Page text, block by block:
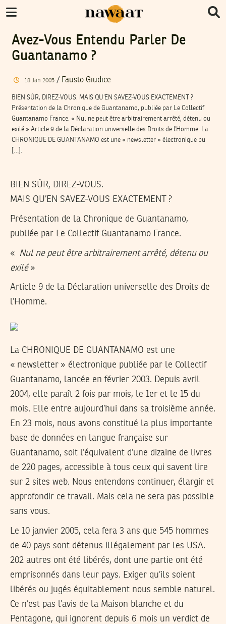
Avez-Vous Entendu Parler De
Guantanamo ?
18 Jan 2005/ Fausto Giudice
BIEN SÛR, DIREZ-VOUS. MAIS QU’EN SAVEZ-VOUS EXACTEMENT ?
Présentation de la Chronique de Guantanamo, publiée par Le Collectif
Guantanamo France. « Nul ne peut être arbitrairement arrêté, détenu ou
exilé » Article 9 de la Déclaration universelle des Droits de l’Homme. La
CHRONIQUE DE GUANTANAMO est une « newsletter » électronique pu
[…].
BIEN SÛR, DIREZ-VOUS.
MAIS QU’EN SAVEZ-VOUS EXACTEMENT ?
Présentation de la Chronique de Guantanamo,
publiée par Le Collectif Guantanamo France.
«
Nul ne peut être arbitrairement arrêté, détenu ou
exilé»
Article 9 de la Déclaration universelle des Droits de
l’Homme.
La CHRONIQUE DE GUANTANAMO est une
« newsletter » électronique publiée par le Collectif
Guantanamo, lancée en février 2003. Depuis avril
2004, elle paraît 2 fois par mois, le 1er et le 15 du
mois. Elle entre aujourd’hui dans sa troisième année.
En 23 mois, nous avons constitué la plus importante
base de données en langue française sur
Guantanamo, soit l’équivalent d’une dizaine de livres
de 220 pages, accessible à tous ceux qui savent lire
sur 2 sites web. Nous entendons continuer, élargir et
approfondir ce travail. Mais cela ne sera pas possible
sans vous.
Le 10 janvier 2005, cela fera 3 ans que 545 hommes
de 40 pays sont détenus illégalement par les USA.
202 autres ont été libérés, dont une partie ont été
emprisonnés dans leur pays. Exiger qu’ils soient
libérés ou jugés équitablement nous semble naturel.
Ce n’est pas l’avis de la Maison blanche et du
Pentagone, qui ignorent depuis 6 mois un verdict de